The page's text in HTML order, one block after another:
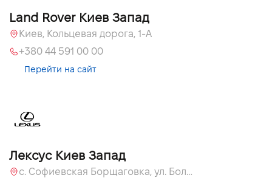
Land Rover Киев Запад
Киев, Кольцевая дорога, 1-А
+380 44 591 00 00
Перейти на сайт
Лексус Киев Запад
с. Софиевская Борщаговка, ул. Большая Кольцевая, 58